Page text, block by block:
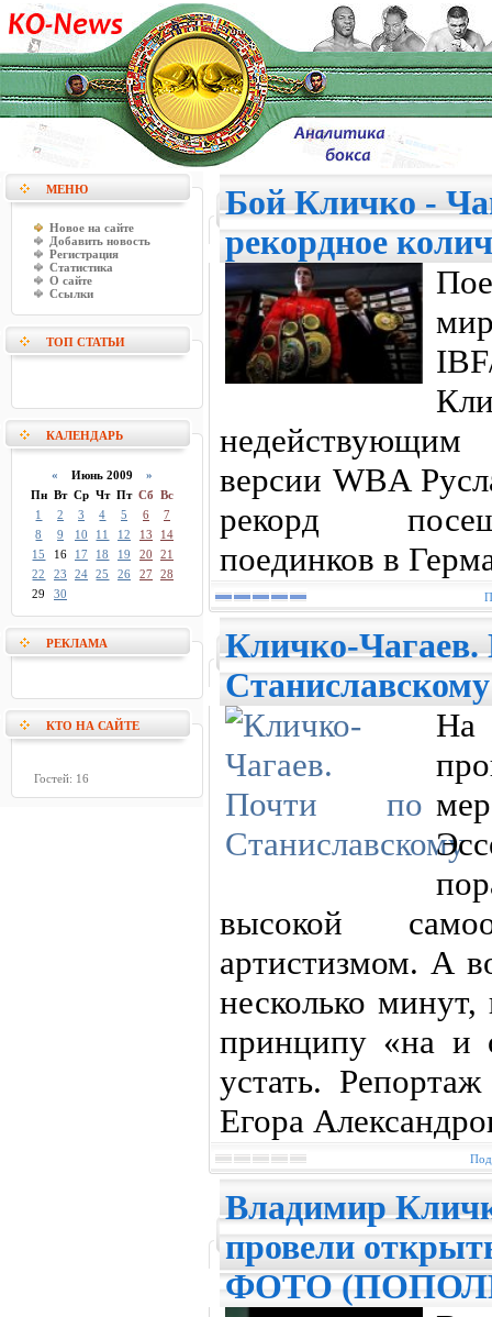
МЕНЮ
Новое на сайте
Добавить новость
Регистрация
Статистика
О сайте
Ссылки
ТОП СТАТЬИ
КАЛЕНДАРЬ
« Июнь 2009 »
Пн Вт Ср Чт Пт Сб Вс
1
2 3 4 5 6
7
8
9 10 11 12 13
14
15
16 17 18 19 20
21
22
23 24 25 26 27
28
29
30
РЕКЛАМА
КТО НА САЙТЕ
Гостей: 16
Бой Кличко -
рекордное
версии WBA
рекорд
поединков в
Кличко-Чагаев.
Станиславскому
На
высокой
артистизмом. А
несколько
принципу «на и
устать.
Егора
Владимир
провели
ФОТО